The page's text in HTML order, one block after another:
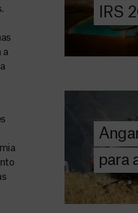
a
IRS
DOE
AGORA
para
Angarie
A MSF
chegar
humanitária
DOE
AGORA